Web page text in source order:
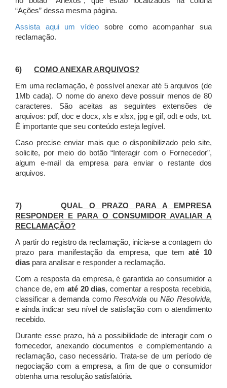
“Ações” dessa mesma página.
Assista aqui um vídeo sobre como acompanhar sua
reclamação.
6) COMO ANEXAR ARQUIVOS?
Em uma reclamação, é possível anexar até 5 arquivos (de
1Mb cada). O nome do anexo deve possuir menos de 80
caracteres. São aceitas as seguintes extensões de
arquivos: pdf, doc e docx, xls e xlsx, jpg e gif, odt e ods, txt.
É importante que seu conteúdo esteja legível.
Caso precise enviar mais que o disponibilizado pelo site,
solicite, por meio do botão “Interagir com o Fornecedor”,
algum e-mail da empresa para enviar o restante dos
arquivos.
7)QUAL O PRAZO PARA A EMPRESA
RESPONDER E PARA O CONSUMIDOR AVALIAR A
RECLAMAÇÃO?
A partir do registro da reclamação, inicia-se a contagem do
prazo para manifestação da empresa, que tematé 10
dias para analisar e responder a reclamação.
Com a resposta da empresa, é garantida ao consumidor a
chance de, em até 20 dias, comentar a resposta recebida,
classificar a demanda comoResolvida ouNão Resolvida,
e ainda indicar seu nível de satisfação com o atendimento
recebido.
Durante esse prazo, há a possibilidade de interagir com o
fornecedor, anexando documentos e complementando a
reclamação, caso necessário.Trata-se de um período de
negociação com a empresa, a fim de que o consumidor
obtenha uma resolução satisfatória.